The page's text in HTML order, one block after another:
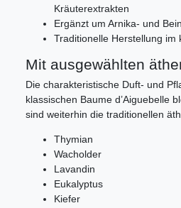
Kräuterextrakten
Ergänzt um Arnika- und
Traditionelle Herstellung im
Mit ausgewählten
Die charakteristische Duft- und
klassischen Baume d’Aiguebelle
sind weiterhin die traditionellen
Thymian
Wacholder
Lavandin
Eukalyptus
Kiefer